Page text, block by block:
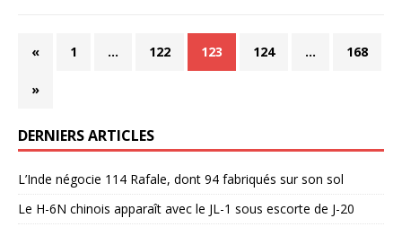
« 1 … 122 123 124 … 168
»
DERNIERS ARTICLES
L’Inde négocie 114 Rafale, dont 94 fabriqués sur son sol
Le H-6N chinois apparaît avec le JL-1 sous escorte de J-20